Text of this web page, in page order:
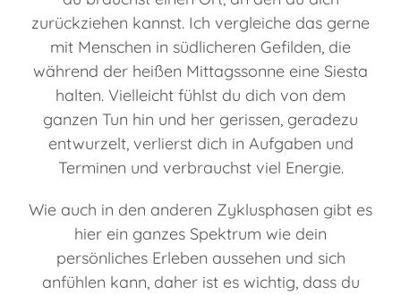
zurückziehen kannst. Ich vergleiche das gerne
mit Menschen in südlicheren Gefilden, die
während der heißen Mittagssonne eine Siesta
halten. Vielleicht fühlst du dich von dem
ganzen Tun hin und her gerissen, geradezu
entwurzelt, verlierst dich in Aufgaben und
Terminen und verbrauchst viel Energie.
Wie auch in den anderen Zyklusphasen gibt es
hier ein ganzes Spektrum wie dein
persönliches Erleben aussehen und sich
anfühlen kann, daher ist es wichtig, dass du